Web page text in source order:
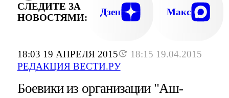
18:03 19 АПРЕЛЯ 2015
18:15 19.04.2015
РЕДАКЦИЯ ВЕСТИ.РУ
СЛЕДИТЕ ЗА
НОВОСТЯМИ:
Дзен Макс
Боевики из организации "Аш-